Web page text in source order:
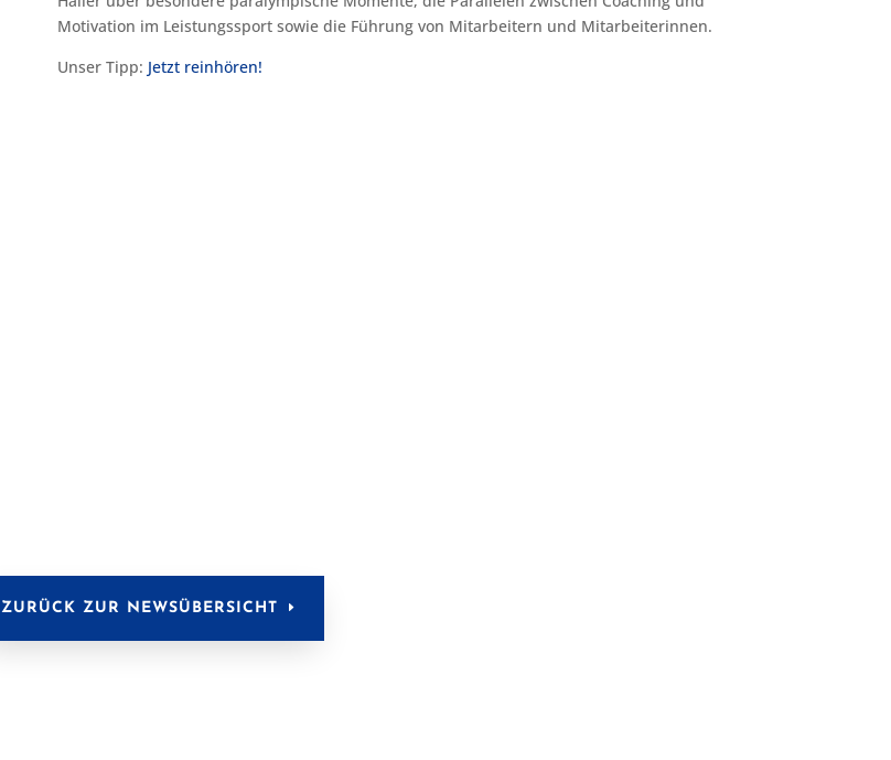
Motivation im Leistungssport sowie die Führung von Mitarbeitern und Mitarbeiterinnen.
Unser Tipp: Jetzt reinhören!
ZURÜCK ZUR NEWSÜBERSICHT